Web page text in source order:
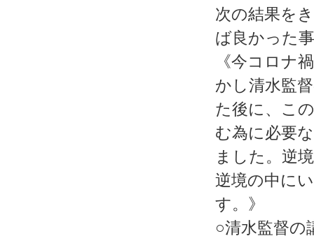
次の結果を
ば良かった
《今コロナ
かし清水監
た後に、こ
む為に必要
ました。逆
逆境の中に
す。》
○清水監督